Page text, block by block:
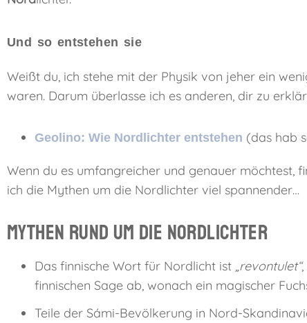
Und so entstehen sie
Weißt du, ich stehe mit der Physik von jeher ein
waren. Darum überlasse ich es anderen, dir zu
Geolino: Wie Nordlichter entstehen (das hab
Wenn du es umfangreicher und genauer möchtest,
ich die Mythen um die Nordlichter viel spannender…
Mythen rund um die Nordlichter
Das finnische Wort für Nordlicht ist „revontulet“
finnischen Sage ab, wonach ein magischer
Teile der Sámi-Bevölkerung in Nord-